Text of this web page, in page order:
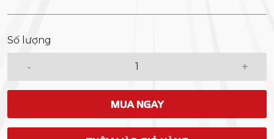
Số lượng
- +
MUA NGAY